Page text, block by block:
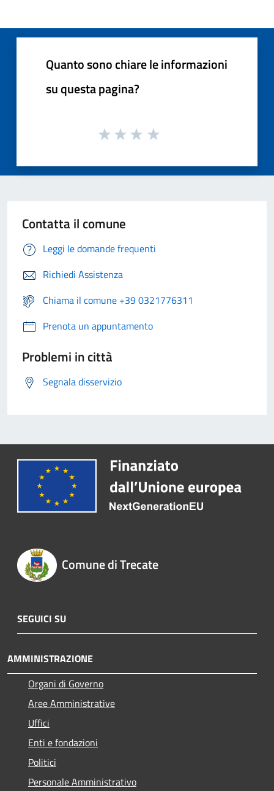
Quanto sono chiare le informazioni
su questa pagina?
Contatta il comune
Leggi le domande frequenti
Richiedi Assistenza
Chiama il comune +39 0321776311
Prenota un appuntamento
Problemi in città
Segnala disservizio
Comune di Trecate
SEGUICI SU
AMMINISTRAZIONE
Organi di Governo
Aree Amministrative
Uffici
Enti e fondazioni
Politici
Personale Amministrativo